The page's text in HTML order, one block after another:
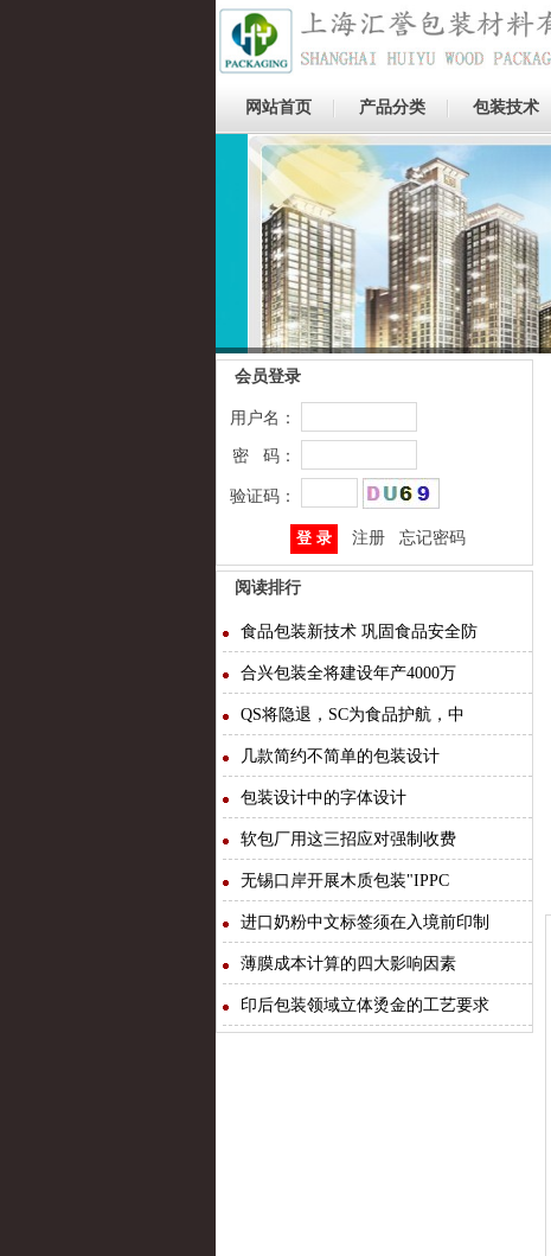
图片标题
网站首页 产品分类 包装技术
会员登录
用户名：
密 码：
验证码：
注册 忘记密码
阅读排行
食品包装新技术 巩固食品安全防
合兴包装全将建设年产4000万
QS将隐退，SC为食品护航，中
几款简约不简单的包装设计
包装设计中的字体设计
软包厂用这三招应对强制收费
无锡口岸开展木质包装"IPPC
进口奶粉中文标签须在入境前印制
薄膜成本计算的四大影响因素
印后包装领域立体烫金的工艺要求